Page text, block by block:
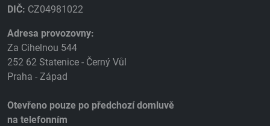
DIČ: CZ04981022
Adresa provozovny:
Za Cihelnou 544
252 62 Statenice - Černý Vůl
Praha - Západ
Otevřeno pouze po předchozí domluvě
na telefonním